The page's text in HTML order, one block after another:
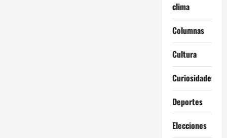
clima
Columnas
Cultura
Curiosidades
Deportes
Elecciones